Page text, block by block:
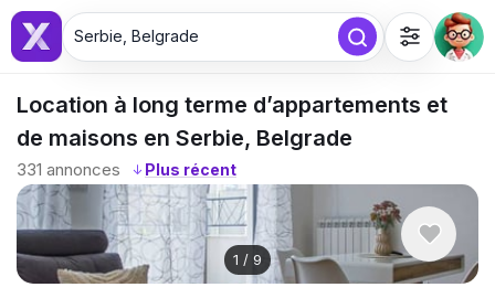
Serbie, Belgrade
Location à long terme d’appartements et
de maisons en Serbie, Belgrade
331 annonces ↓
1 / 9